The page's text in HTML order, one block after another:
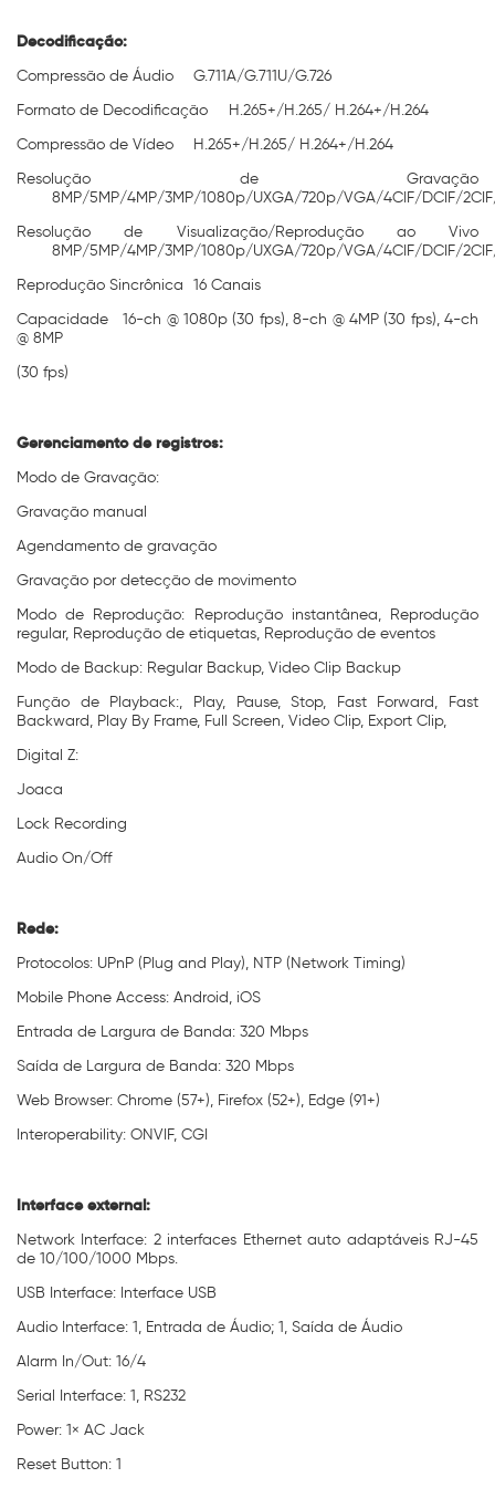
Decodificação:
Compressão de Áudio
G.711A/G.711U/G.726
Formato de Decodificação
H.265+/H.265/ H.264+/H.264
Compressão de Vídeo
H.265+/H.265/ H.264+/H.264
Resolução de Gravação
8MP/5MP/4MP/3MP/1080p/UXGA/720p/VGA/4CIF/DCIF/
Resolução de Visualização/Reprodução ao Vivo
8MP/5MP/4MP/3MP/1080p/UXGA/720p/VGA/4CIF/DCIF/
Reprodução Sincrônica 16 Canais
Capacidade
16-ch @ 1080p (30 fps), 8-ch @ 4MP (30 fps), 4-ch
@ 8MP
(30 fps)
Gerenciamento de registros:
Modo de Gravação:
Gravação manual
Agendamento de gravação
Gravação por detecção de movimento
Modo de Reprodução: Reprodução instantânea, Reprodução
regular, Reprodução de etiquetas, Reprodução de eventos
Modo de Backup: Regular Backup, Video Clip Backup
Função de Playback:, Play, Pause, Stop, Fast Forward, Fast
Backward, Play By Frame, Full Screen, Video Clip, Export Clip,
Digital Z:
Joaca
Lock Recording
Audio On/Off
Rede:
Protocolos: UPnP (Plug and Play), NTP (Network Timing)
Mobile Phone Access: Android, iOS
Entrada de Largura de Banda: 320 Mbps
Saída de Largura de Banda: 320 Mbps
Web Browser: Chrome (57+), Firefox (52+), Edge (91+)
Interoperability: ONVIF, CGI
Interface external:
Network Interface: 2 interfaces Ethernet auto adaptáveis RJ-45
de 10/100/1000 Mbps.
USB Interface: Interface USB
Audio Interface: 1, Entrada de Áudio; 1, Saída de Áudio
Alarm In/Out: 16/4
Serial Interface: 1, RS232
Power: 1× AC Jack
Reset Button: 1